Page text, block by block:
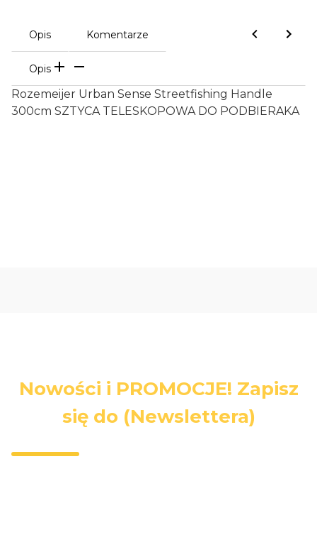
Opis Komentarze
Opis
Rozemeijer Urban Sense Streetfishing Handle
300cm SZTYCA TELESKOPOWA DO PODBIERAKA
Nowości i PROMOCJE! Zapisz
się do (Newslettera)